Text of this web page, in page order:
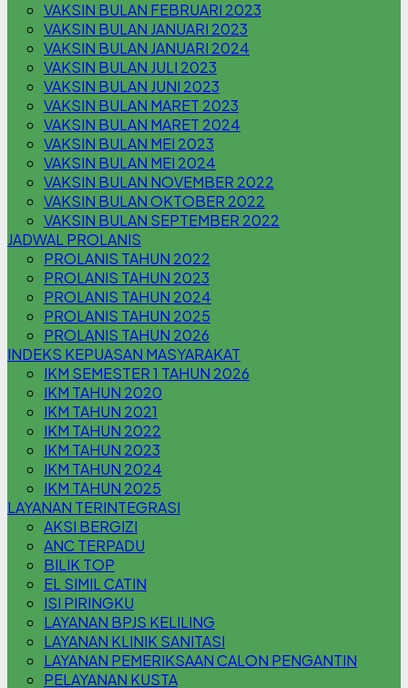
VAKSIN BULAN FEBRUARI 2023
VAKSIN BULAN JANUARI 2023
VAKSIN BULAN JANUARI 2024
VAKSIN BULAN JULI 2023
VAKSIN BULAN JUNI 2023
VAKSIN BULAN MARET 2023
VAKSIN BULAN MARET 2024
VAKSIN BULAN MEI 2023
VAKSIN BULAN MEI 2024
VAKSIN BULAN NOVEMBER 2022
VAKSIN BULAN OKTOBER 2022
VAKSIN BULAN SEPTEMBER 2022
JADWAL PROLANIS
PROLANIS TAHUN 2022
PROLANIS TAHUN 2023
PROLANIS TAHUN 2024
PROLANIS TAHUN 2025
PROLANIS TAHUN 2026
INDEKS KEPUASAN MASYARAKAT
IKM SEMESTER 1 TAHUN 2026
IKM TAHUN 2020
IKM TAHUN 2021
IKM TAHUN 2022
IKM TAHUN 2023
IKM TAHUN 2024
IKM TAHUN 2025
LAYANAN TERINTEGRASI
AKSI BERGIZI
ANC TERPADU
BILIK TOP
EL SIMIL CATIN
ISI PIRINGKU
LAYANAN BPJS KELILING
LAYANAN KLINIK SANITASI
LAYANAN PEMERIKSAAN CALON PENGANTIN
PELAYANAN KUSTA